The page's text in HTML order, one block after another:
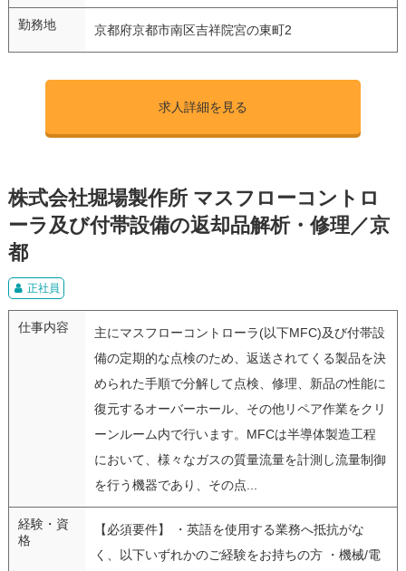
勤務地 京都府京都市南区吉祥院宮の東町2
求人詳細を見る
株式会社堀場製作所 マスフローコントロ
ーラ及び付帯設備の返却品解析・修理／京
都
正社員
仕事内容
主にマスフローコントローラ(以下MFC)及び付帯設
備の定期的な点検のため、返送されてくる製品を決
められた手順で分解して点検、修理、新品の性能に
復元するオーバーホール、その他リペア作業をクリ
ーンルーム内で行います。MFCは半導体製造工程
において、様々なガスの質量流量を計測し流量制御
を行う機器であり、その点...
経験・資
格
【必須要件】 ・英語を使用する業務へ抵抗がな
く、以下いずれかのご経験をお持ちの方 ・機械/電